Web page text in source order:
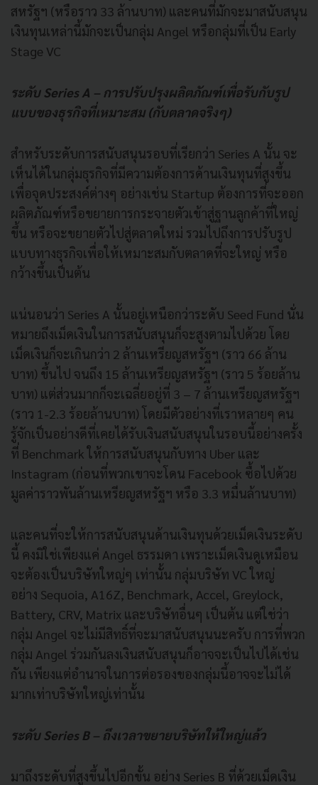
สหรัฐฯ (หรือราว 33 ล้านบาท) และคนที่มักจะมาสนับสนุน
เงินทุนเหล่านี้มักจะเป็นกลุ่ม Angel หรือกลุ่มที่เป็น Early
Stage VC
ระดับ Series A – การปรับปรุงผลิตภัณฑ์เพื่อรับกับรูป
แบบของธุรกิจที่เหมาะสม (กับตลาดจริงๆ)
สำหรับระดับการสนับสนุนรอบที่เรียกว่า Series A นั้น จะ
เห็นได้ในกลุ่มธุรกิจที่มีความต้องการด้านเงินทุนที่สูงขึ้น
เพื่อจุดประสงค์ต่างๆ อย่างเช่น Startup ต้องการที่จะออก
ผลิตภัณฑ์หรือขยายการกระจายตัวเข้าสู่ฐานลูกค้าที่ใหญ่
ขึ้น หรือจะขยายตัวไปสู่ตลาดใหม่ รวมไปถึงการปรับรูป
แบบทางธุรกิจเพื่อให้เหมาะสมกับตลาดที่จะใหญ่ หรือ
กว้างขึ้นเป็นต้น
แน่นอนว่า Series A นั้นอยู่เหนือกว่าระดับ Seed Fund นั่น
หมายถึงเม็ดเงินในการสนับสนุนก็จะสูงตามไปด้วย โดย
เม็ดเงินก็จะเกินกว่า 2 ล้านเหรียญสหรัฐฯ (ราว 66 ล้าน
บาท) ขึ้นไป จนถึง 15 ล้านเหรียญสหรัฐฯ (ราว 5 ร้อยล้าน
บาท) แต่ส่วนมากก็จะเฉลี่ยอยู่ที่ 3 – 7 ล้านเหรียญสหรัฐฯ
(ราว 1-2.3 ร้อยล้านบาท) โดยมีตัวอย่างที่เราหลายๆ คน
รู้จักเป็นอย่างดีที่เคยได้รับเงินสนับสนุนในรอบนี้อย่างครั้ง
ที่ Benchmark ให้การสนับสนุนกับทาง Uber และ
Instagram (ก่อนที่พวกเขาจะโดน Facebook ซื้อไปด้วย
มูลค่าราวพันล้านเหรียญสหรัฐฯ หรือ 3.3 หมื่นล้านบาท)
และคนที่จะให้การสนับสนุนด้านเงินทุนด้วยเม็ดเงินระดับ
นี้ คงมิใช่เพียงแค่ Angel ธรรมดา เพราะเม็ดเงินดูเหมือน
จะต้องเป็นบริษัทใหญ่ๆ เท่านั้น กลุ่มบริษัท VC ใหญ่
อย่าง Sequoia, A16Z, Benchmark, Accel, Greylock,
Battery, CRV, Matrix และบริษัทอื่นๆ เป็นต้น แต่ใช่ว่า
กลุ่ม Angel จะไม่มีสิทธิ์ที่จะมาสนับสนุนนะครับ การที่พวก
กลุ่ม Angel ร่วมกันลงเงินสนับสนุนก็อาจจะเป็นไปได้เช่น
กัน เพียงแต่อำนาจในการต่อรองของกลุ่มนี้อาจจะไม่ได้
มากเท่าบริษัทใหญ่เท่านั้น
ระดับ Series B – ถึงเวลาขยายบริษัทให้ใหญ่แล้ว
มาถึงระดับที่สูงขึ้นไปอีกขั้น อย่าง Series B ที่ด้วยเม็ดเงิน